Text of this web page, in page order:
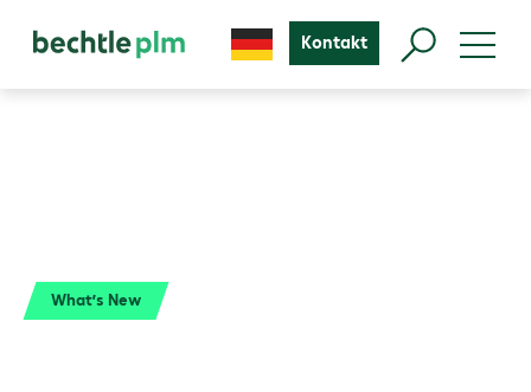
Kontakt
What’s New